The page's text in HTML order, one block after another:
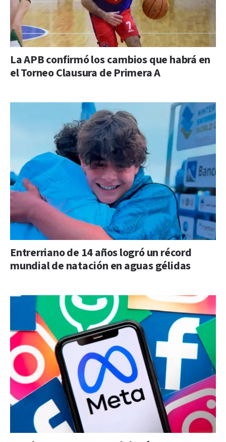
La APB confirmó los cambios que habrá en
el Torneo Clausura de Primera A
Entrerriano de 14 años logró un récord
mundial de natación en aguas gélidas